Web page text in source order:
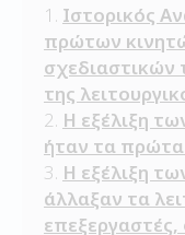
Ιστορικός
πρώτων
σχεδιαστικών
της
Η εξέλιξη
ήταν τα
Η εξέλιξη
άλλαξαν τα
επεξεργαστές,